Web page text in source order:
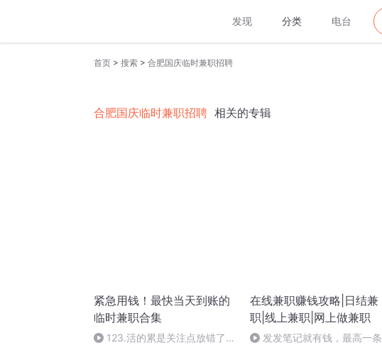
发现 分类 电台
首页 > 搜索 > 合肥国庆临时兼职招聘
合肥国庆临时兼职招聘 相关的专辑
紧急用钱！最快当天到账的
临时兼职合集
123.活的累是关注点放错了地
在线兼职赚钱攻略|日结兼
职|线上兼职|网上做兼职
发发笔记就有钱，最高一条